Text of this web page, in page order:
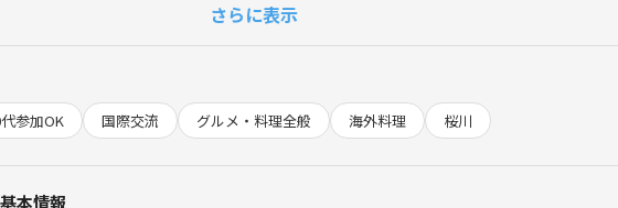
文した分を割って精算します。（現金のみなので、できるだけお釣りがないようにお願
料理探索：
感強めな、1人では入りにくいお店を中心にいろいろ探索していこうと思っています💪
さらに表示
参加OK 国際交流 グルメ・料理全般 海外料理 桜川
本情報